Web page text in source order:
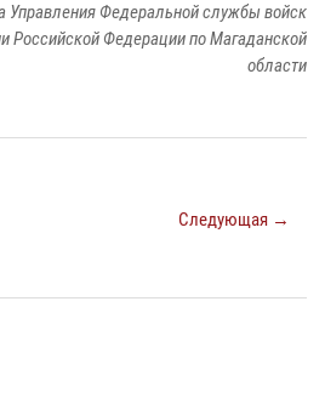
Управления Федеральной службы войск
Российской Федерации по Магаданской
области
Следующая →